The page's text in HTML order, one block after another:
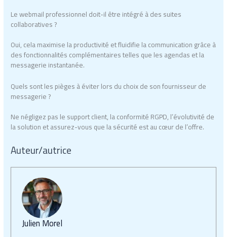
Le webmail professionnel doit-il être intégré à des suites
collaboratives ?
Oui, cela maximise la productivité et fluidifie la communication grâce à
des fonctionnalités complémentaires telles que les agendas et la
messagerie instantanée.
Quels sont les pièges à éviter lors du choix de son fournisseur de
messagerie ?
Ne négligez pas le support client, la conformité RGPD, l’évolutivité de
la solution et assurez-vous que la sécurité est au cœur de l’offre.
Auteur/autrice
Julien Morel